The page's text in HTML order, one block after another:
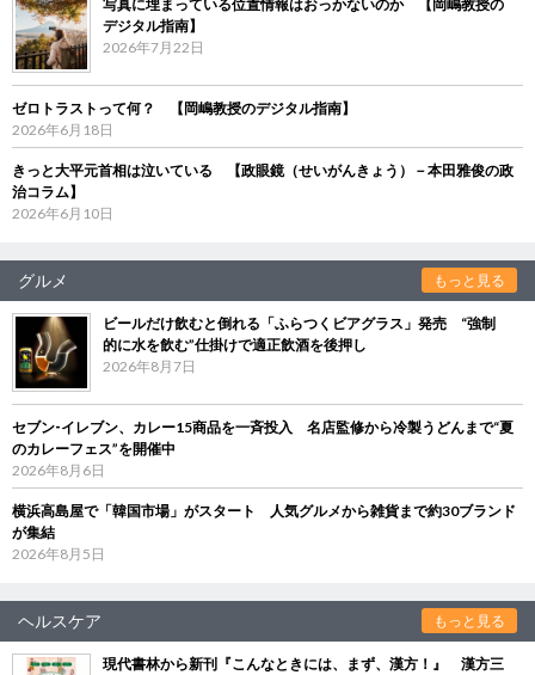
写真に埋まっている位置情報はおっかないのか 【岡嶋教授の
デジタル指南】
2026年7月22日
ゼロトラストって何？ 【岡嶋教授のデジタル指南】
2026年6月18日
きっと大平元首相は泣いている 【政眼鏡（せいがんきょう）－本田雅俊の政
治コラム】
2026年6月10日
グルメ もっと見る
ビールだけ飲むと倒れる「ふらつくビアグラス」発売 “強制
的に水を飲む”仕掛けで適正飲酒を後押し
2026年8月7日
セブン‐イレブン、カレー15商品を一斉投入 名店監修から冷製うどんまで“夏
のカレーフェス”を開催中
2026年8月6日
横浜高島屋で「韓国市場」がスタート 人気グルメから雑貨まで約30ブランド
が集結
2026年8月5日
ヘルスケア もっと見る
現代書林から新刊『こんなときには、まず、漢方！』 漢方三